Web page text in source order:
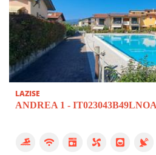
LAZISE
ANDREA 1 -